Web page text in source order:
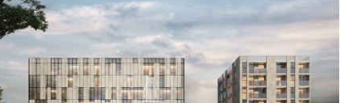
TIÊN SA MARINA